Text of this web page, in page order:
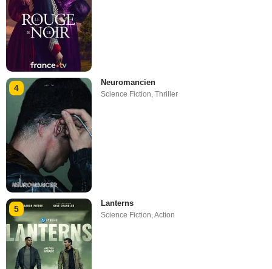
4
Neuromancien
Science Fiction,Thriller
5
Lanterns
Science Fiction ,Action